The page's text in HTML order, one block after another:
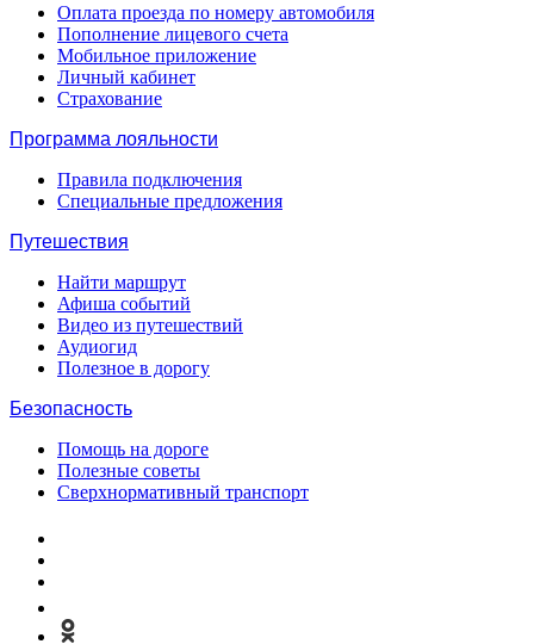
Оплата проезда по номеру автомобиля
Пополнение лицевого счета
Мобильное приложение
Личный кабинет
Страхование
Программа лояльности
Правила подключения
Специальные предложения
Путешествия
Найти маршрут
Афиша событий
Видео из путешествий
Аудиогид
Полезное в дорогу
Безопасность
Помощь на дороге
Полезные советы
Сверхнормативный транспорт